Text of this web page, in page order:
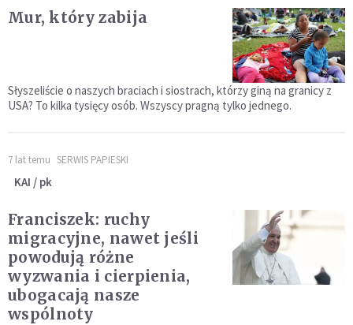
Mur, który zabija
Słyszeliście o naszych braciach i siostrach, którzy giną na granicy z
USA? To kilka tysięcy osób. Wszyscy pragną tylko jednego.
7 lat temu SERWIS PAPIESKI
KAI / pk
Franciszek: ruchy
migracyjne, nawet jeśli
powodują różne
wyzwania i cierpienia,
ubogacają nasze
wspólnoty